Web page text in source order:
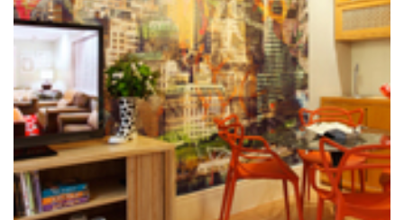
VER PROJETO